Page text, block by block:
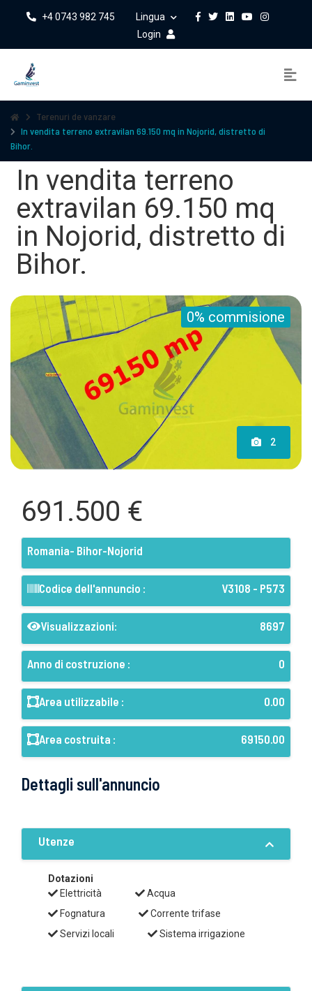
+4 0743 982 745
Lingua
Login
Terenuri de vanzare
In vendita terreno extravilan 69.150 mq in Nojorid, distretto di
Bihor.
In vendita terreno
extravilan 69.150 mq
in Nojorid, distretto di
Bihor.
0% commisione
2
691.500 €
Romania- Bihor-Nojorid
Codice dell'annuncio : V3108 - P573
Visualizzazioni: 8697
Anno di costruzione : 0
Area utilizzabile : 0.00
Area costruita : 69150.00
Dettagli sull'annuncio
Utenze
Dotazioni
Elettricità
Acqua
Fognatura
Corrente trifase
Servizi locali
Sistema irrigazione